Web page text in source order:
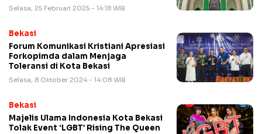
Selasa, 25 Februari 2025 - 14:18 WIB
Bekasi
Forum Komunikasi Kristiani Apresiasi
Forkopimda dalam Menjaga
Toleransi di Kota Bekasi
Selasa, 8 Oktober 2024 - 14:08 WIB
Bekasi
Majelis Ulama Indonesia Kota Bekasi
Tolak Event ‘LGBT’ Rising The Queen